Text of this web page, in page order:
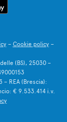
– Cookie policy–
(BS), 25030 –
– REA (Brescia):
€ 9.533.414 i.v.